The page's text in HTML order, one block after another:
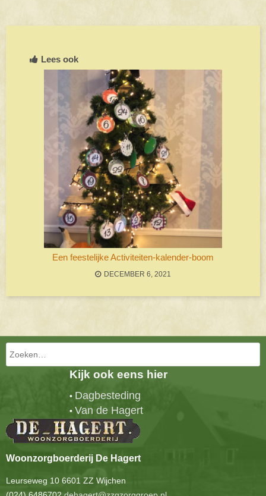
Lees ook
Een feestelijke Activiteiten-kalender-boom
DECEMBER 6, 2021
Bericht navigatie
Zoeken
Kijk ook eens hier
• Dagbesteding
• Van de Hagert
Woonzorgboerderij De Hagert
Leurseweg 10 6601 ZZ Wijchen